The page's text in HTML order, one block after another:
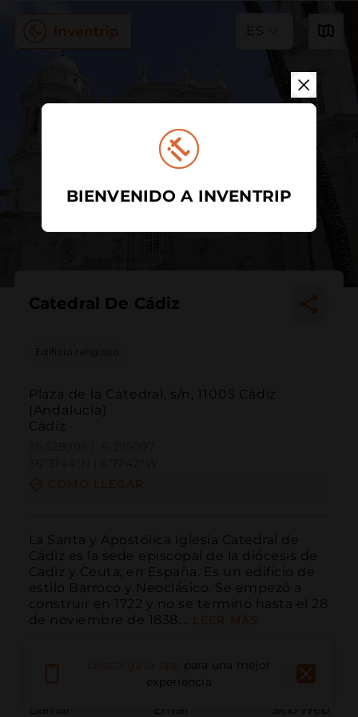
ES
Catedral De Cádiz
Edificio religioso
Plaza de la Catedral, s/n, 11005 Cádiz
(Andalucía)
Cádiz
La Santa y Apostólica Iglesia Catedral de
Cádiz es la sede episcopal de la diócesis de
Cádiz y Ceuta, en España. Es un edificio de
estilo Barroco y Neoclásico. Se empezó a
construir en 1722 y no se terminó hasta el 28
de noviembre de 1838....
Llamar Email Sitio Web
para una mejor
experiencia
BIENVENIDO A INVENTRIP